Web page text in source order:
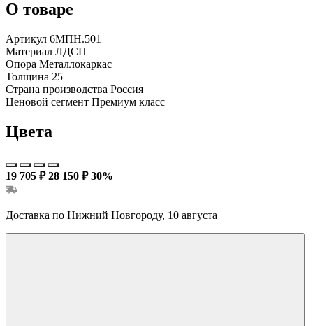
О товаре
Артикул 6МПН.501
Материал ЛДСП
Опора Металлокаркас
Толщина 25
Страна производства Россия
Ценовой сегмент Премиум класс
Цвета
19 705 ₽ 28 150 ₽ 30%
Доставка по Нижний Новгороду, 10 августа